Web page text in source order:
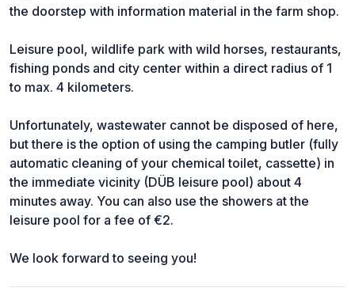
the doorstep with information material in the farm shop.
Leisure pool, wildlife park with wild horses, restaurants,
fishing ponds and city center within a direct radius of 1
to max. 4 kilometers.
Unfortunately, wastewater cannot be disposed of here,
but there is the option of using the camping butler (fully
automatic cleaning of your chemical toilet, cassette) in
the immediate vicinity (DÜB leisure pool) about 4
minutes away. You can also use the showers at the
leisure pool for a fee of €2.
We look forward to seeing you!